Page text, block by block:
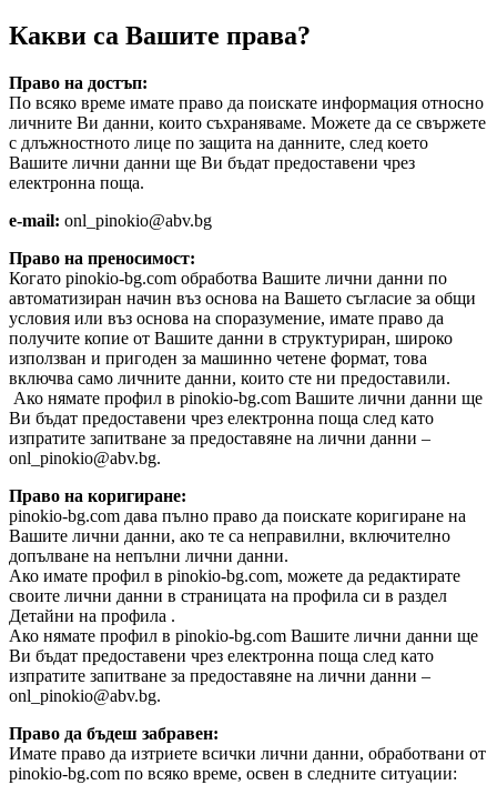
Какви са Вашите права?
Право на достъп:
По всяко време имате право да поискате информация относно
личните Ви данни, които съхраняваме. Можете да се свържете
с длъжностното лице по защита на данните, след което
Вашите лични данни ще Ви бъдат предоставени чрез
електронна поща.
e-mail: onl_pinokio@abv.bg
Право на преносимост:
Когато pinokio-bg.com обработва Вашите лични данни по
автоматизиран начин въз основа на Вашето съгласие за общи
условия или въз основа на споразумение, имате право да
получите копие от Вашите данни в структуриран, широко
използван и пригоден за машинно четене формат, това
включва само личните данни, които сте ни предоставили.
Ако нямате профил в pinokio-bg.com Вашите лични данни ще
Ви бъдат предоставени чрез електронна поща след като
изпратите запитване за предоставяне на лични данни –
onl_pinokio@abv.bg.
Право на коригиране:
pinokio-bg.com дава пълно право да поискате коригиране на
Вашите лични данни, ако те са неправилни, включително
допълване на непълни лични данни.
Ако имате профил в pinokio-bg.com, можете да редактирате
своите лични данни в страницата на профила си в раздел
Детайни на профила .
Ако нямате профил в pinokio-bg.com Вашите лични данни ще
Ви бъдат предоставени чрез електронна поща след като
изпратите запитване за предоставяне на лични данни –
onl_pinokio@abv.bg.
Право да бъдеш забравен:
Имате право да изтриете всички лични данни, обработвани от
pinokio-bg.com по всяко време, освен в следните ситуации: